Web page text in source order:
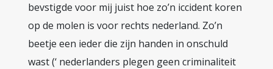
bevstigde voor mij juist hoe zo’n iccident koren
op de molen is voor rechts nederland. Zo’n
beetje een ieder die zijn handen in onschuld
wast (‘ nederlanders plegen geen criminaliteit